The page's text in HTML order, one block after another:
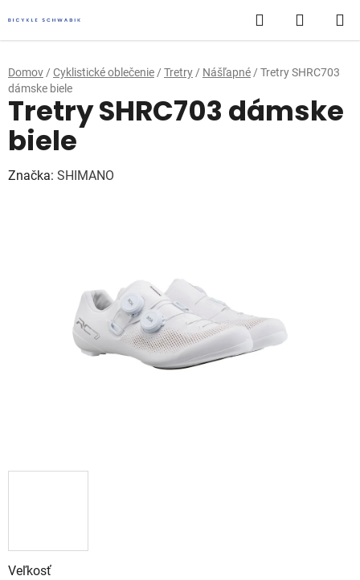
na
obsah
Hľadať
KOŠÍK
Domov / Cyklistické oblečenie / Tretry / Nášľapné / Tretry SHRC703
dámske biele
Veľkosť
Tretry SHRC703 dámske
biele
Značka: SHIMANO